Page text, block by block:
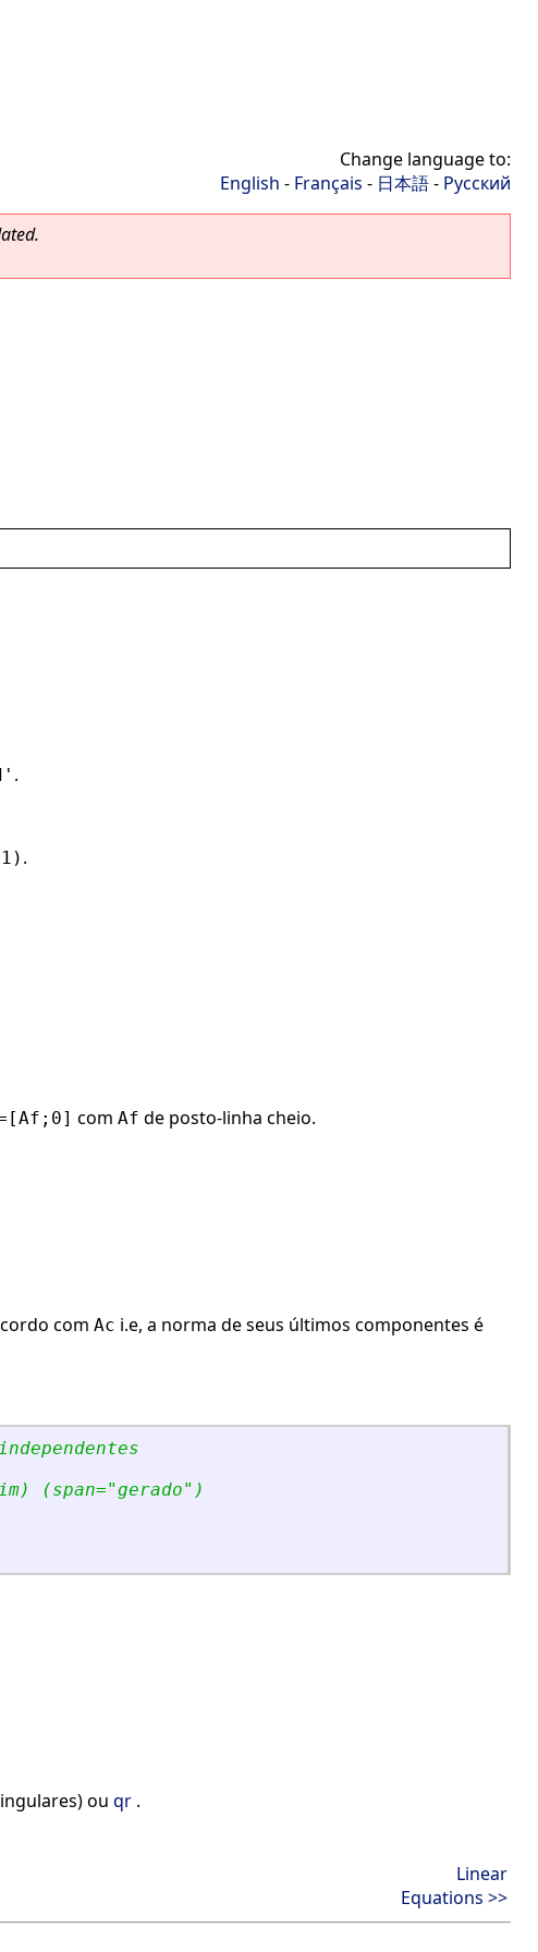
Change language to:
English - Français - 日本語- Русский
.
.
com Af de posto-linha cheio.
com Ac i.e, a norma de seus últimos componentes é
(span="gerado" )
ou qr .
Linear
Equations >>